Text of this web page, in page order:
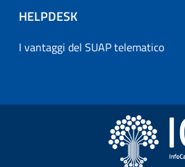
HELPDESK
I vantaggi del SUAP telematico